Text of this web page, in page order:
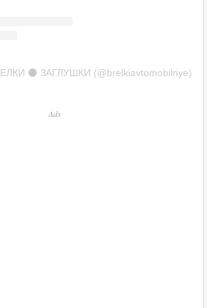
⚫️ ЗАГЛУШКИ (@brelkiavtomobilnye)
Ads